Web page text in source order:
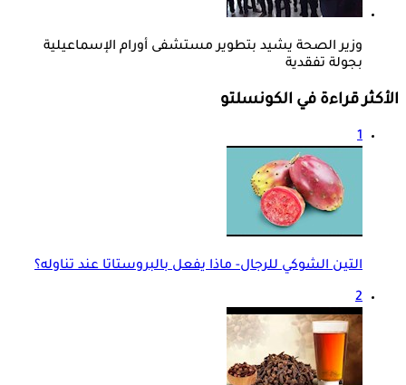
وزير الصحة يشيد بتطوير مستشفى أورام الإسماعيلية
بجولة تفقدية
الأكثر قراءة في الكونسلتو
1
التين الشوكي للرجال- ماذا يفعل بالبروستاتا عند تناوله؟
2